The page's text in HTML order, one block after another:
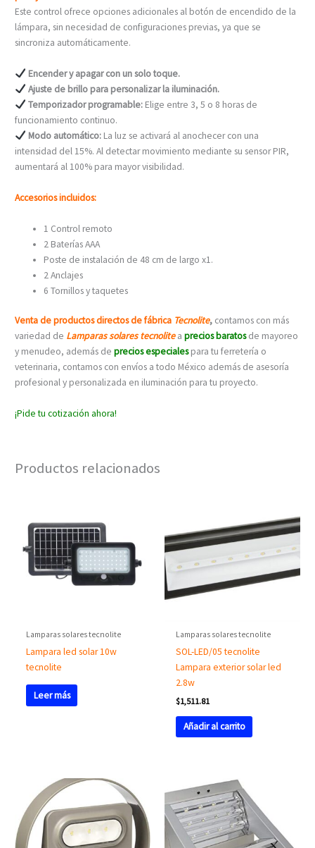
Este control ofrece opciones adicionales al botón de encendido de la
lámpara, sin necesidad de configuraciones previas, ya que se
sincroniza automáticamente.
Encender y apagar con un solo toque.
Ajuste de brillo para personalizar la iluminación.
Temporizador programable:Elige entre 3, 5 o 8 horas de
funcionamiento continuo.
Modo automático:La luz se activará al anochecer con una
intensidad del 15%. Al detectar movimiento mediante su sensor PIR,
aumentará al 100% para mayor visibilidad.
Accesorios incluidos:
1 Control remoto
2 Baterías AAA
Poste de instalación de 48 cm de largo x1.
2 Anclajes
6 Tornillos y taquetes
Venta de productos directos de fábrica Tecnolite, contamos con más
variedad de Lamparas solares tecnolite aprecios baratosde mayoreo
y menudeo, además de precios especialespara tu ferretería o
veterinaria, contamos con envíos a todo México además de asesoría
profesional y personalizada en iluminación para tu proyecto.
¡Pide tu cotización ahora!
Productos relacionados
Lamparas solares tecnolite
Lampara led solar 10w
tecnolite
Leer más
Lamparas solares tecnolite
SOL-LED/05 tecnolite
Lampara exterior solar led
2.8w
$1,511.81
Añadir al carrito